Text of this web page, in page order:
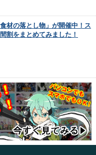
材の落とし物」が開催中！ス
割をまとめてみました！